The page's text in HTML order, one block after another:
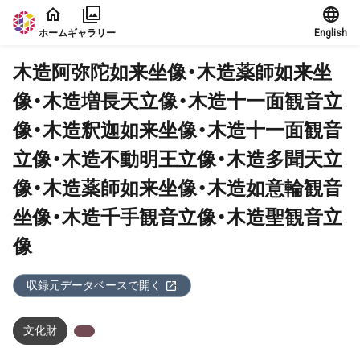
本文に飛ぶ
ホームギャラリー English
木造阿弥陀如来坐像・木造薬師如来坐
像・木造増長天立像・木造十一面観音立
像・木造釈迦如来坐像・木造十一面観音
立像・木造不動明王立像・木造多聞天立
像・木造薬師如来坐像・木造如意輪観音
坐像・木造千手観音立像・木造聖観音立
像
収録元データベースで開く
文化財